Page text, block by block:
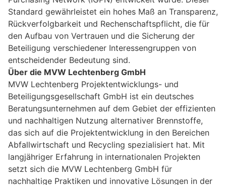
Standard gewährleistet ein hohes Maß an Transparenz,
Rückverfolgbarkeit und Rechenschaftspflicht, die für
den Aufbau von Vertrauen und die Sicherung der
Beteiligung verschiedener Interessengruppen von
entscheidender Bedeutung sind.
Über die MVW Lechtenberg GmbH
MVW Lechtenberg Projektentwicklungs- und
Beteiligungsgesellschaft GmbH ist ein deutsches
Beratungsunternehmen auf dem Gebiet der effizienten
und nachhaltigen Nutzung alternativer Brennstoffe,
das sich auf die Projektentwicklung in den Bereichen
Abfallwirtschaft und Recycling spezialisiert hat. Mit
langjähriger Erfahrung in internationalen Projekten
setzt sich die MVW Lechtenberg GmbH für
nachhaltige Praktiken und innovative Lösungen in der